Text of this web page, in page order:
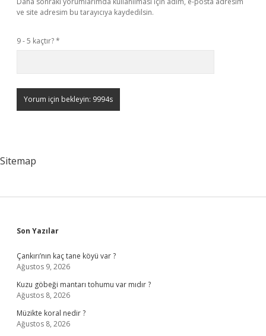
ve site adresim bu tarayıcıya kaydedilsin.
9 - 5 kaçtır?*
Sitemap
Sidebar
Son Yazılar
Çankırı’nın kaç tane köyü var ?
Ağustos 9, 2026
Kuzu göbeği mantarı tohumu var mıdır ?
Ağustos 8, 2026
Müzikte koral nedir ?
Ağustos 8, 2026